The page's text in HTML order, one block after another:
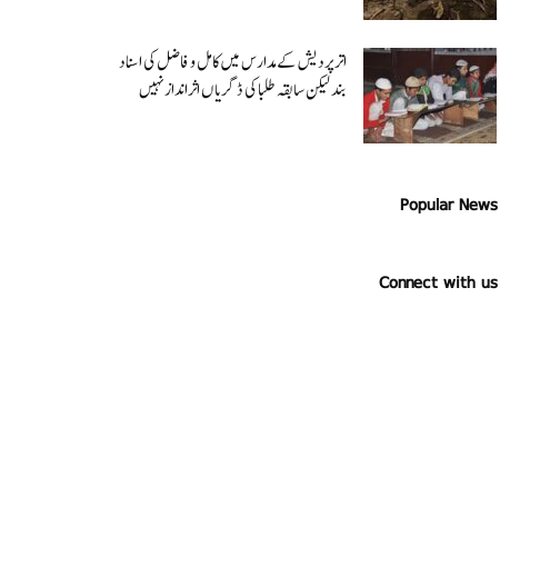
اتر پردیش کےمدارس میں کامل و فاضل کی اسناد
بند لیکن سابقہ طلبا کی ڈگریا ں اثرانداز نہیں
Popular News
Connect with us